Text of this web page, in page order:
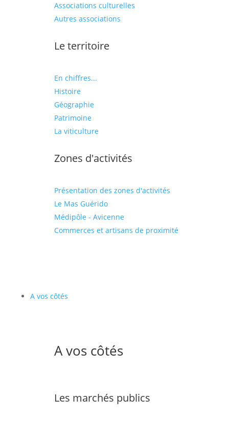
Associations culturelles
Autres associations
Le territoire
En chiffres...
Histoire
Géographie
Patrimoine
La viticulture
Zones d'activités
Présentation des zones d'activités
Le Mas Guérido
Médipôle - Avicenne
Commerces et artisans de proximité
A vos côtés
A vos côtés
Les marchés publics